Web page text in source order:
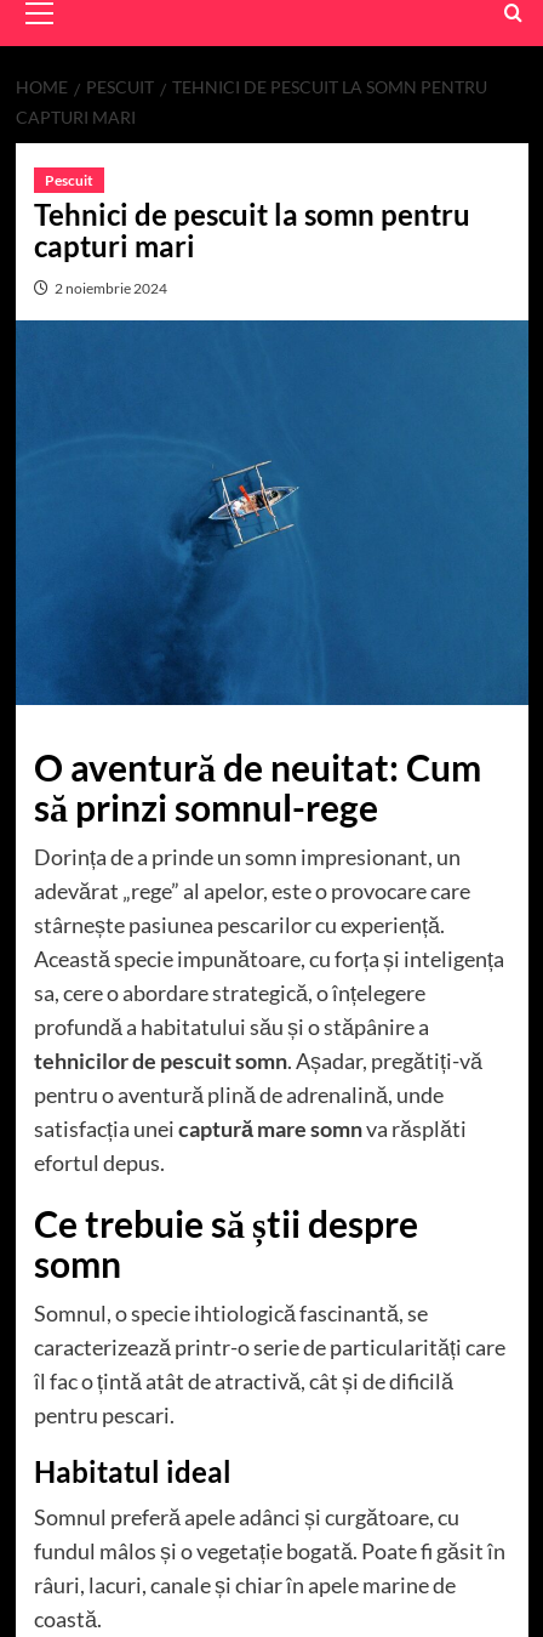
Menu
HOME PESCUIT
TEHNICI DE PESCUIT LA SOMN PENTRU
CAPTURI MARI
Pescuit
Tehnici de pescuit la somn pentru
capturi mari
2 noiembrie 2024
O aventură de neuitat: Cum
să prinzi somnul-rege
Dorința de a prinde un somn impresionant, un
adevărat „rege” al apelor, este o provocare care
stârnește pasiunea pescarilor cu experiență.
Această specie impunătoare, cu forța și inteligența
sa, cere o abordare strategică, o înțelegere
profundă a habitatului său și o stăpânire a
tehnicilor de pescuit somn. Așadar, pregătiți-vă
pentru o aventură plină de adrenalină, unde
satisfacția uneicaptură mare somnva răsplăti
efortul depus.
Ce trebuie să știi despre
somn
Somnul, o specie ihtiologică fascinantă, se
caracterizează printr-o serie de particularități care
îl fac o țintă atât de atractivă, cât și de dificilă
pentru pescari.
Habitatul ideal
Somnul preferă apele adânci și curgătoare, cu
fundul mâlos și o vegetație bogată. Poate fi găsit în
râuri, lacuri, canale și chiar în apele marine de
coastă.